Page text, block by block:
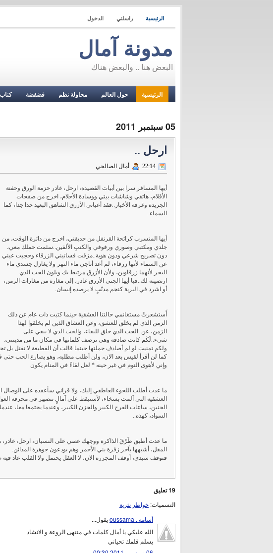
الرئيسية راسلني الدخول
مدونة آمال
البعض هنا .. والبعض هناك
الرئيسية حول العالم محاولة نظم فضفضة
05 سبتمبر 2011
ارحل ..
أمال الصالحي
أيها المسافر سرا بين أبيات القصيدة، ارحل، غادر حزمة الورق وحفنة
الأقلام، هاتفي وشاشات بيتي ووسادة الأحلام، اخرج من صفحات
الجريدة وغرفة الأخبار..فقد أعياني الأزرق الشاهق البعيد جدا جدا، كما
السماء..
أيها المتسرب كرائحة القرنفل من حديقتي، اخرج من دائرة الوقت، من
جلدي ومكتبي وصوري ورفوفي والكتبِ الألفين..سئمت حملك معي،
دون تصريح شرعي ودون هوية..مزقت فساتيني الزرقاء وحجبت عيني
عن السماء لأنها زرقاء، لم أعد أناجي ماء النهر ولا يغازل جسدي ماء
البحر لأنهما زرقاوين، ولأن الأزرق مرتبط بك وبلون الحب الذي
ارتضيته لك..فيا أيها الجني الأزرق غادر، إلى مغارة من مغارات الزمن،
أو اشرد في البرية كنجم مذنّبٍ لا يرصده إنسان.
أَستشعرتْ مستغانمي حالتنا العشقية حينما كتبت ذات عام عن ذلك
الزمن الذي لم يخلق للعشق، وعن العشاق الذين لم يخلقوا لهذا
الزمن، عن الحب الذي خلق للبقاء، والحب الذي لا يبقي على
شيء..لَكَم كانت صادقة وهي ترصف كلماتها في مكان ما من مدينتي،
ولكم تمنيت لو لم أصادف جملتها حينما قالت أن القطيعة لا تقتل بل
كما لن أقرأ لقيس بعد الان، ولن أطلب مطلبه، وهو يصارع الحب حتى
وإني لأهوى النوم في غير حينه * لعل لقاءً في المنام يكون
ما عدت أطلب اللجوء العاطفي إليك، ولا قراني سأعقده على الوصال
العشقية التي آلمت بسخاء، لأستيقظ على آمالٍ تنصهر في محرقة
الحنين، ساعات الفرح الكبير والحزن الكبير، وعندما يجتمعا معا،
السواد، كهذه..
ما عدت أطيق طَرْقَ الذاكرة ووجهك عصي على النسيان، ارحل، غادر،
المقل، أشبهها بآخر زفرة بني الأحمر وهم يودعون جوهرة المدائن.
فتوقف سيدي، أوقف المجزرة الان، لا العقل يحتمل ولا القلب عاد
19 تعليق
التسميات: خواطر نثرية
أسامة . oussama
يقول...
الله عليكي يا أمال كلمات في منتهى الروعة و الانشاد
يسلم قلمك تحياتي